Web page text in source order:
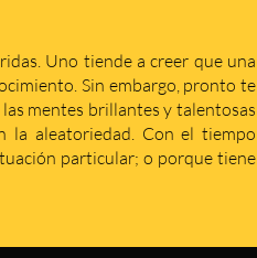
Uno tiende a creer que una
Sin embargo, pronto te
mentes brillantes y talentosas
la aleatoriedad. Con el tiempo
particular; o porque tiene